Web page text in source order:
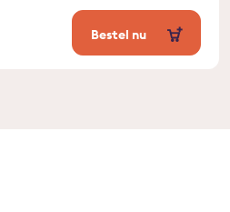
Bestel nu